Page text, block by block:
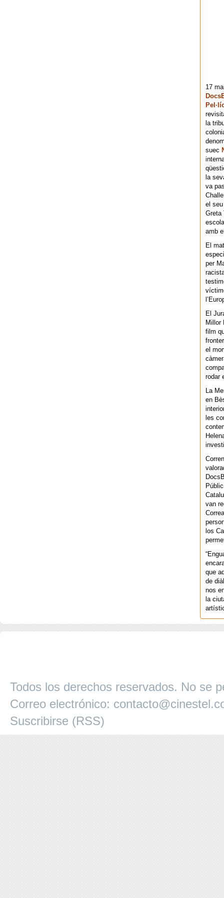
17
la
suec
la
va
el
Greta
amb
El
per
El
Millor
film
el
rodar
La
en
les
van
los
que
de
nos
la
Todos los derechos reservados. No se
Correo electrónico:
Suscribirse (RSS)